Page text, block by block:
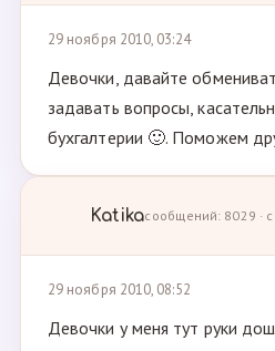
29 ноября 2010, 03:24
Девочки, давайте
задавать вопросы,
бухгалтерии 🙂. Поможем
Katikaсообщений: 8029 · с
29 ноября 2010, 08:52
Девочки у меня тут руки